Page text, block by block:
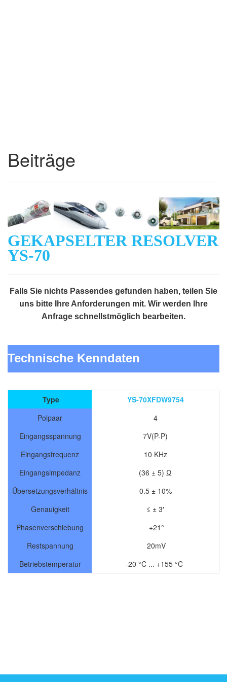
Beiträge
GEKAPSELTER RESOLVER
YS-70
Falls Sie nichts Passendes gefunden haben, teilen Sie
uns bitte Ihre Anforderungen mit. Wir werden Ihre
Anfrage schnellstmöglich bearbeiten.
Technische Kenndaten
Type
YS-70XFDW9754
Polpaar
4
Eingangsspannung
7V(P-P)
Eingangsfrequenz
10 KHz
Eingangsimpedanz
(36 ± 5) Ω
Übersetzungsverhältnis
0.5 ± 10%
Genauigkeit
≤ ± 3′
Phasenverschiebung
+21°
Restspannung
20mV
Betriebstemperatur
-20 °C ... +155 °C